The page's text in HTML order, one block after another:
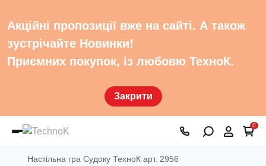
Акційні пропозиції вже на сайті. А також
зустрічайте Новинки!
Приємних покупок, із любовю ТехноК.
Закрити
0
Настільна гра Судоку ТехноК арт. 2956